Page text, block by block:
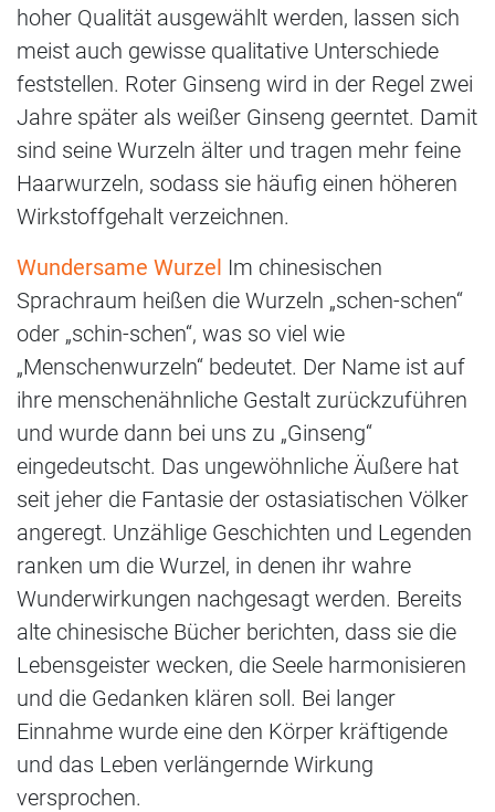
hoher Qualität ausgewählt werden, lassen sich
meist auch gewisse qualitative Unterschiede
feststellen. Roter Ginseng wird in der Regel zwei
Jahre später als weißer Ginseng geerntet. Damit
sind seine Wurzeln älter und tragen mehr feine
Haarwurzeln, sodass sie häufig einen höheren
Wirkstoffgehalt verzeichnen.
Wundersame Wurzel Im chinesischen
Sprachraum heißen die Wurzeln „schen-schen“
oder „schin-schen“, was so viel wie
„Menschenwurzeln“ bedeutet. Der Name ist auf
ihre menschenähnliche Gestalt zurückzuführen
und wurde dann bei uns zu „Ginseng“
eingedeutscht. Das ungewöhnliche Äußere hat
seit jeher die Fantasie der ostasiatischen Völker
angeregt. Unzählige Geschichten und Legenden
ranken um die Wurzel, in denen ihr wahre
Wunderwirkungen nachgesagt werden. Bereits
alte chinesische Bücher berichten, dass sie die
Lebensgeister wecken, die Seele harmonisieren
und die Gedanken klären soll. Bei langer
Einnahme wurde eine den Körper kräftigende
und das Leben verlängernde Wirkung
versprochen.